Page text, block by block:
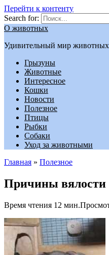
Перейти к контенту
Search for:
О животных
Удивительный мир животных
Грызуны
Животные
Интересное
Кошки
Новости
Полезное
Птицы
Рыбки
Собаки
Уход за животными
Главная » Полезное
Причины вялости
Время чтения 12 мин.